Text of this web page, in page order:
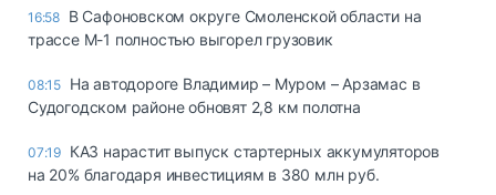
16:58 В Сафоновском округе Смоленской области на
трассе М-1 полностью выгорел грузовик
08:15 На автодороге Владимир – Муром – Арзамас в
Судогодском районе обновят 2,8 км полотна
07:19 КАЗ нарастит выпуск стартерных аккумуляторов
на 20% благодаря инвестициям в 380 млн руб.